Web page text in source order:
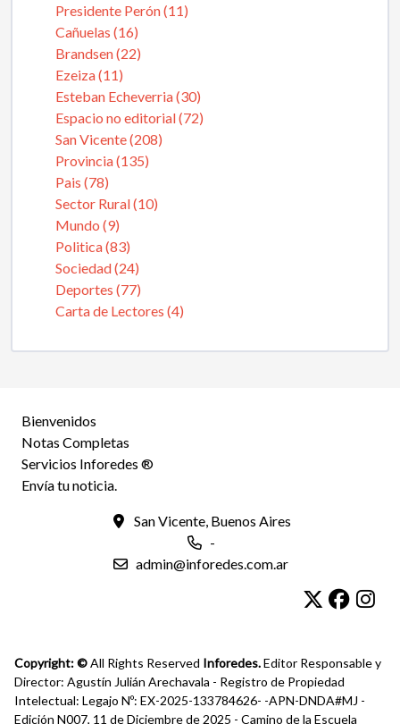
Presidente Perón (11)
Cañuelas (16)
Brandsen (22)
Ezeiza (11)
Esteban Echeverria (30)
Espacio no editorial (72)
San Vicente (208)
Provincia (135)
Pais (78)
Sector Rural (10)
Mundo (9)
Politica (83)
Sociedad (24)
Deportes (77)
Carta de Lectores (4)
Bienvenidos
Notas Completas
Servicios Inforedes ®
Envía tu noticia.
San Vicente, Buenos Aires
-
admin@inforedes.com.ar
Copyright: ©All Rights Reserved Inforedes.Editor Responsable y
Director: Agustín Julián Arechavala - Registro de Propiedad
Intelectual: Legajo Nº: EX-2025-133784626- -APN-DNDA#MJ -
Edición N007, 11 de Diciembre de 2025 - Camino de la Escuela